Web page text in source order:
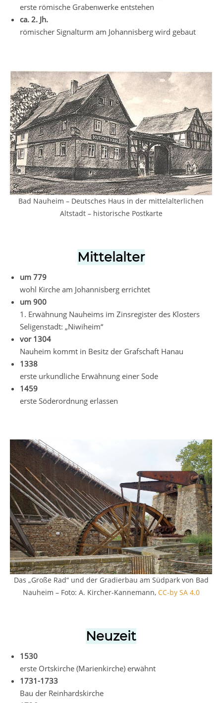
erste römische Grabenwerke entstehen
ca. 2. Jh.
römischer Signalturm am Johannisberg wird gebaut
Bad Nauheim – Deutsches Haus in der mittelalterlichen
Altstadt – historische Postkarte
Mittelalter
um 779
wohl Kirche am Johannisberg errichtet
um 900
1. Erwähnung Nauheims im Zinsregister des Klosters
Seligenstadt: „Niwiheim“
vor 1304
Nauheim kommt in Besitz der Grafschaft Hanau
1338
erste urkundliche Erwähnung einer Sode
1459
erste Söderordnung erlassen
Das „Große Rad“ und der Gradierbau am Südpark von Bad
Nauheim – Foto: A. Kircher-Kannemann, CC-by SA 4.0
Neuzeit
1530
erste Ortskirche (Marienkirche) erwähnt
1731-1733
Bau der Reinhardskirche